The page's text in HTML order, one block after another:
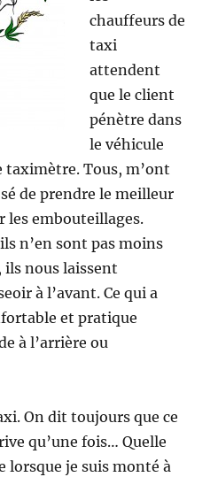
chauffeurs de
taxi
attendent
que le client
pénètre dans
le véhicule
taximètre. Tous, m’ont
de prendre le meilleur
les embouteillages.
n’en sont pas moins
ils nous laissent
à l’avant. Ce qui a
et pratique
à l’arrière ou
On dit toujours que ce
qu’une fois… Quelle
lorsque je suis monté à